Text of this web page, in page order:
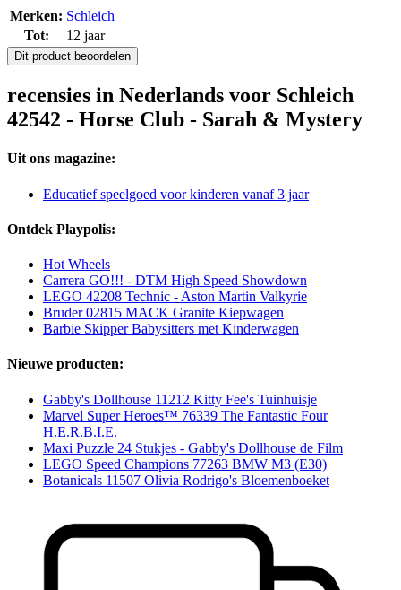
Merken: Schleich
Tot:
12 jaar
Dit product beoordelen
recensies in Nederlands voor Schleich
42542 - Horse Club - Sarah & Mystery
Uit ons magazine:
Educatief speelgoed voor kinderen vanaf 3 jaar
Ontdek Playpolis:
Hot Wheels
Carrera GO!!! - DTM High Speed Showdown
LEGO 42208 Technic - Aston Martin Valkyrie
Bruder 02815 MACK Granite Kiepwagen
Barbie Skipper Babysitters met Kinderwagen
Nieuwe producten:
Gabby's Dollhouse 11212 Kitty Fee's Tuinhuisje
Marvel Super Heroes™ 76339 The Fantastic Four
H.E.R.B.I.E.
Maxi Puzzle 24 Stukjes - Gabby's Dollhouse de Film
LEGO Speed Champions 77263 BMW M3 (E30)
Botanicals 11507 Olivia Rodrigo's Bloemenboeket